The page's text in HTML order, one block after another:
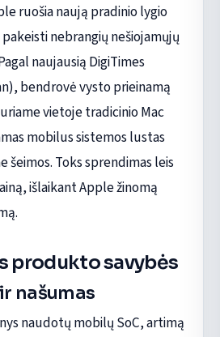
ruošia naują pradinio lygio
nebrangių nešiojamųjų
naujausią DigiTimes
bendrovė vysto prieinamą
vietoje tradicinio Mac
mobilus sistemos lustas
šeimos. Toks sprendimas leis
išlaikant Apple žinomą
produkto savybės
našumas
naudotų mobilų SoC, artimą